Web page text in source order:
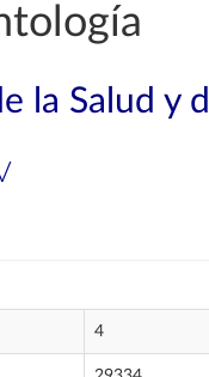
la Salud y
4